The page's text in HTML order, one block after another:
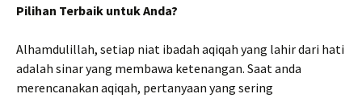
Pilihan Terbaik untuk Anda?
Alhamdulillah, setiap niat ibadah aqiqah yang lahir dari hati
adalah sinar yang membawa ketenangan. Saat anda
merencanakan aqiqah, pertanyaan yang sering